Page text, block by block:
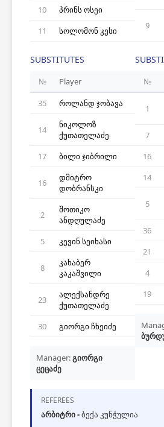
10
პრინს ოსეი
11
სოლომონ კესი
SUBSTITUTES
№
Player
35
როლანდ ჯობავა
14
ნიკოლოზ
ქუთათელაძე
17
ბილი ჯიბრილი
16
დმიტრო
დობრანსკი
2
შოთიკო
ანდღულაძე
5
კევინ სეიხასი
8
კახაბერ
კაკაშვილი
23
ალექსანდრე
ქუთათელაძე
30
გიორგი ჩხეიძე
Manager:გიორგი
ცეცაძე
9
№
1
7
16
14
5
36
21
4
19
REFEREES
არბიტრი -ბექა კუნჭულია